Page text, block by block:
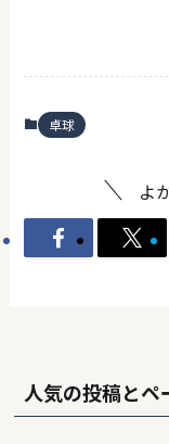
卓球
よ
人気の投稿とペ